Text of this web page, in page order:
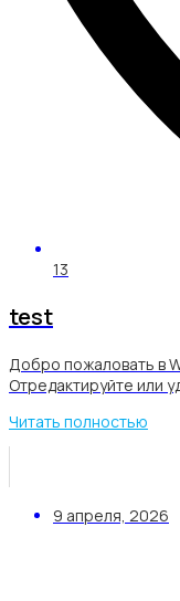
13
test
Добро пожаловать в
Отредактируйте или
Читать полностью
9 апреля, 2026